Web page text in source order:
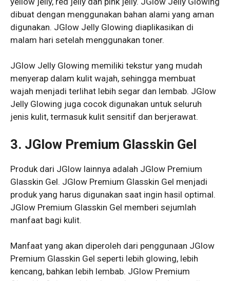
dibuat dengan menggunakan bahan alami yang aman
digunakan. JGlow Jelly Glowing diaplikasikan di
malam hari setelah menggunakan toner.
JGlow Jelly Glowing memiliki tekstur yang mudah
menyerap dalam kulit wajah, sehingga membuat
wajah menjadi terlihat lebih segar dan lembab. JGlow
Jelly Glowing juga cocok digunakan untuk seluruh
jenis kulit, termasuk kulit sensitif dan berjerawat.
3. JGlow Premium Glasskin Gel
Produk dari JGlow lainnya adalah JGlow Premium
Glasskin Gel. JGlow Premium Glasskin Gel menjadi
produk yang harus digunakan saat ingin hasil optimal.
JGlow Premium Glasskin Gel memberi sejumlah
manfaat bagi kulit.
Manfaat yang akan diperoleh dari penggunaan JGlow
Premium Glasskin Gel seperti lebih glowing, lebih
kencang, bahkan lebih lembab. JGlow Premium